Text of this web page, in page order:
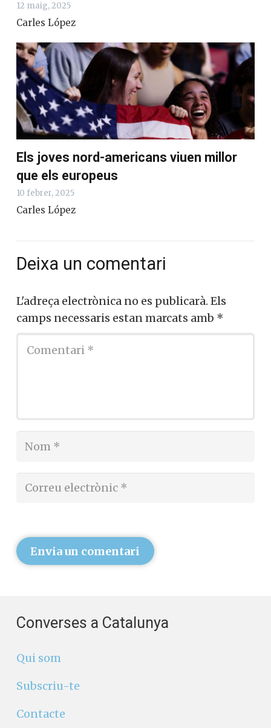
12 maig, 2025
Carles López
Els joves nord-americans viuen millor
que els europeus
10 febrer, 2025
Carles López
Deixa un comentari
L'adreça electrònica no es publicarà. Els
camps necessaris estan marcats amb *
Envia un comentari
Converses a Catalunya
Qui som
Subscriu-te
Contacte